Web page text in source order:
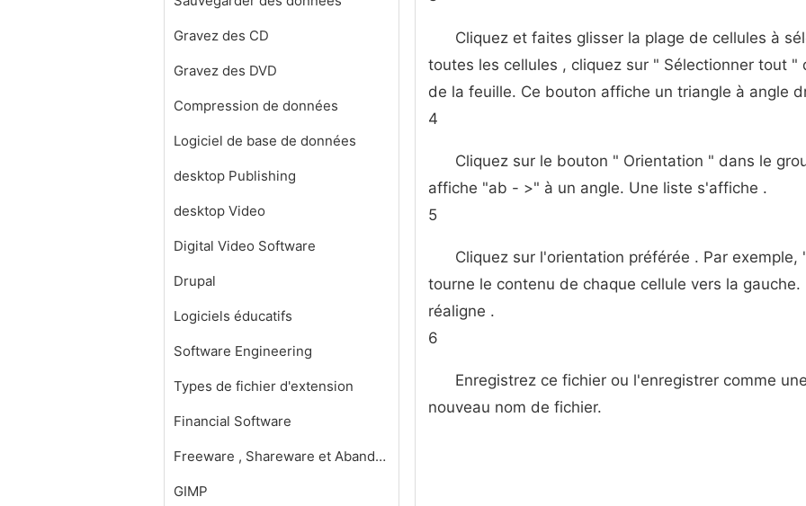
Gravez des CD
Gravez des DVD
Compression de données
Logiciel de base de données
desktop Publishing
desktop Video
Digital Video Software
Drupal
Logiciels éducatifs
Software Engineering
Types de fichier d'extension
Financial Software
Freeware , Shareware et Abandonware
GIMP
Cliquez et faites glisser la plage de cellules à
toutes les cellules , cliquez sur " Sélectionner tout "
de la feuille. Ce bouton affiche un triangle à angle
4
Cliquez sur le bouton " Orientation " dans le
affiche "ab - >" à un angle. Une liste s'affiche .
5
Cliquez sur l'orientation préférée . Par
tourne le contenu de chaque cellule vers la
réaligne .
6
Enregistrez ce fichier ou l'enregistrer comme
nouveau nom de fichier.